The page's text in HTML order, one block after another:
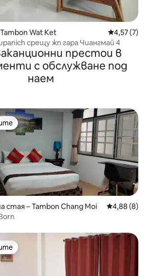
Wat Ket Средна
4,57 (7)
срещу жп гара Чиангмай 4
престои в
с обслужване под
наем
– Tambon Chang Moi Средна
4,88 (8)